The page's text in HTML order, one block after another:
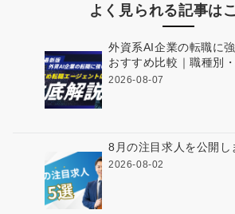
よく見られる記事は
外資系AI企業の転職に
おすすめ比較｜職種別
2026-08-07
8月の注目求人を公開し
2026-08-02